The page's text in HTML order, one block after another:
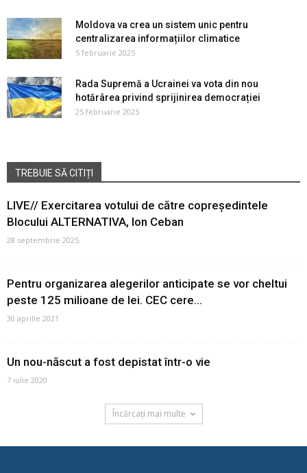
Moldova va crea un sistem unic pentru
centralizarea informațiilor climatice
5 februarie 2025
Rada Supremă a Ucrainei va vota din nou
hotărârea privind sprijinirea democrației
25 februarie 2025
TREBUIE SĂ CITIȚI
LIVE// Exercitarea votului de către copreședintele
Blocului ALTERNATIVA, Ion Ceban
28 septembrie 2025
Pentru organizarea alegerilor anticipate se vor cheltui
peste 125 milioane de lei. CEC cere...
30 aprilie 2021
Un nou-născut a fost depistat într-o vie
7 iulie 2020
Încărcați mai multe